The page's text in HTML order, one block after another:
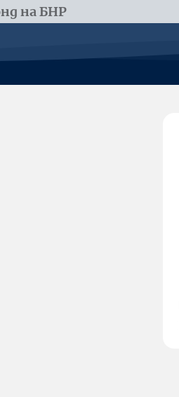
на БНР